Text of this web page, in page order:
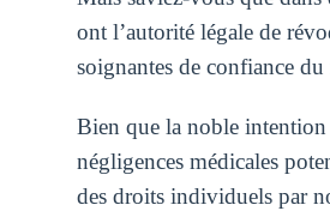
ont l’autorité légale de
soignantes de confiance
Bien que la noble intention
négligences médicales
des droits individuels par